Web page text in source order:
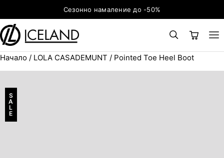
Към съдържаниетоСезонно намаление до -50%
ТЪРСЕНЕ
Начало / LOLA CASADEMUNT / Pointed Toe Heel Boot
S
A
L
E